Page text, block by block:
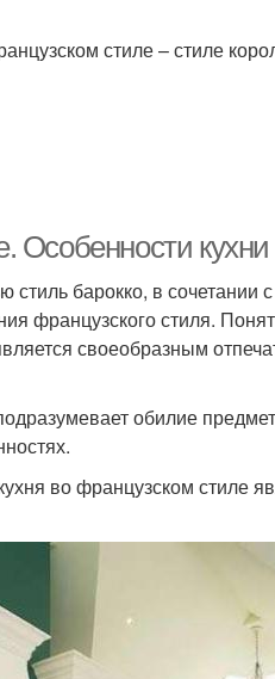
стиле – стиле
Особенности
барокко, в сочетании
французского стиля.
своеобразным
обилие
во французском стиле